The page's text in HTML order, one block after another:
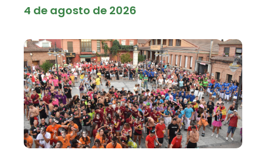
4 de agosto de 2026